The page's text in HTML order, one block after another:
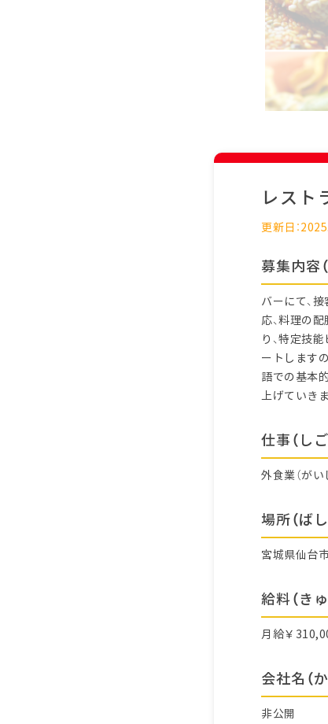
レスト
更新日：
募集内容
バーにて、
応、料理の
り、特定技
ートします
語での基本
上げていき
仕事（しご
外食業（がい
場所（ばし
宮城県仙台
給料（き
月給￥
会社名（
非公開